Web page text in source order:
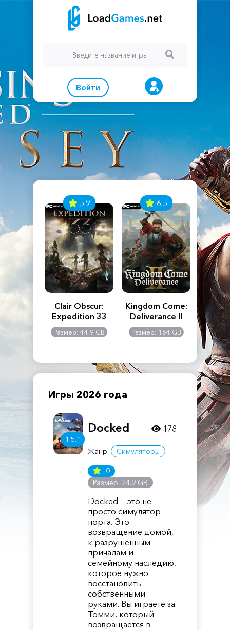
Войти
Creed
5.9
Clair Obscur:
Expedition 33
Размер: 44.9 GB
6.5
Kingdom Come:
Deliverance II
Размер: 164 GB
The
Игры 2026 года
1.5.1
Docked
Жанр: Симуляторы
0
Размер: 24.9 GB
Docked — это не
просто симулятор
порта. Это
возвращение домой,
к разрушенным
причалам и
семейному наследию,
которое нужно
восстановить
собственными
руками. Вы играете за
Томми, который
возвращается в
178